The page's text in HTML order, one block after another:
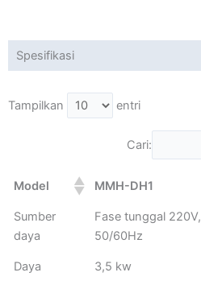
Spesifikasi
Tampilkan entri
Cari:
Model MMH-DH1
Sumber
daya
Fase tunggal 220V,
50/60Hz
Daya 3,5 kw